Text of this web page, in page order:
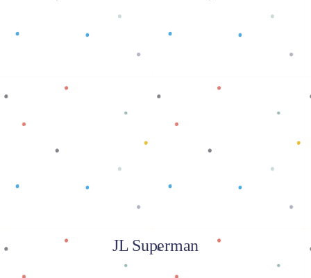
Baca selengkapnya
JL Superman